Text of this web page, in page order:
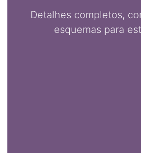
Detalhes completos,
esquemas para